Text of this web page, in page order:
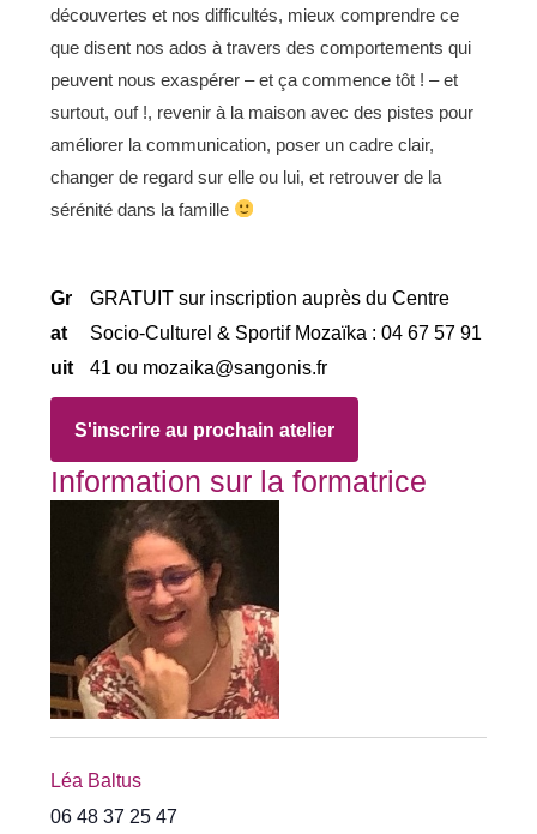
découvertes et nos difficultés, mieux comprendre ce
que disent nos ados à travers des comportements qui
peuvent nous exaspérer – et ça commence tôt ! – et
surtout, ouf !, revenir à la maison avec des pistes pour
améliorer la communication, poser un cadre clair,
changer de regard sur elle ou lui, et retrouver de la
sérénité dans la famille
Gr
at
uit
GRATUIT sur inscription auprès du Centre
Socio-Culturel & Sportif Mozaïka : 04 67 57 91
41 ou mozaika@sangonis.fr
S'inscrire au prochain atelier
Information sur la formatrice
Léa Baltus
06 48 37 25 47